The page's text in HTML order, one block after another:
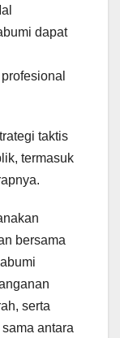
dapat
taktis
termasuk
bersama
serta
antara